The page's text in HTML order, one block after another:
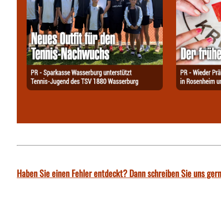
Haben Sie einen Fehler entdeckt? Dann schreiben Sie uns